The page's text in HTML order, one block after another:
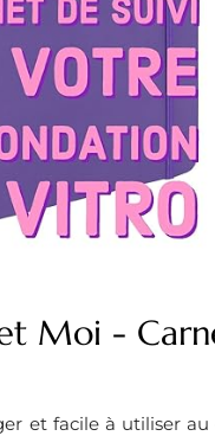
Moi -
et facile à utiliser